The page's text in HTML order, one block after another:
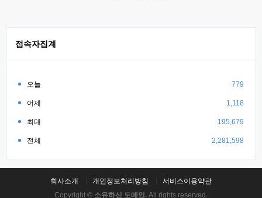
접속자집계
오늘 779
어제 1,118
최대 195,679
전체 2,281,598
회사소개 개인정보처리방침
서비스이용약관
Copyright © 소유하신 도메인. All rights reserved.